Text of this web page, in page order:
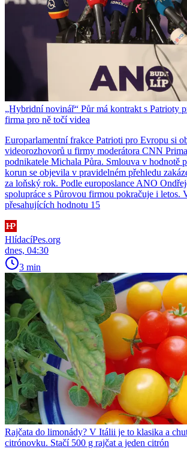
„Hybridní novinář“ Půr má kontrakt s Patrioty
firma pro ně točí videa
Europarlamentní frakce Patrioti pro Evropu si
videorozhovorů u firmy moderátora CNN
podnikatele Michala Půra. Smlouva v hodnotě
korun se objevila v pravidelném přehledu
za loňský rok. Podle europoslance ANO
spolupráce s Půrovou firmou pokračuje i letos.
přesahujících hodnotu 15
HlídacíPes.org
dnes, 04:30
3 min
Rajčata do limonády? V Itálii je to klasika a
citrónovku. Stačí 500 g rajčat a jeden citrón